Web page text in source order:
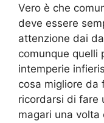
Vero è che
deve essere
attenzione dai
comunque quelli
intemperie
cosa migliore da
ricordarsi di fare
magari una